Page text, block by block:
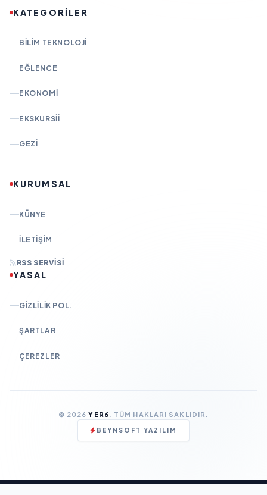
KATEGORİLER
BILIM TEKNOLOJI
EĞLENCE
EKONOMI
EKSKURSII
GEZI
KURUMSAL
KÜNYE
İLETIŞIM
RSS SERVISI
YASAL
GIZLILIK POL.
ŞARTLAR
ÇEREZLER
© 2026YER6 . TÜM HAKLARI SAKLIDIR.
BEYNSOFT YAZILIM